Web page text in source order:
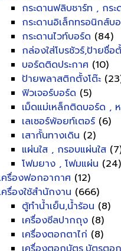
กระดานฟลิบชาร์ท , กร
กระดานอิเล็กทรอนิกส์บ
กระดานไวท์บอร์ด (84)
กล่องใส่โบรชัวร์,ป้ายชื่อ
บอร์ดติดประกาศ (10)
ป้ายพลาสติกตั้งโต๊ะ
ฟิวเจอร์บอร์ด (5)
เม็ดแม่เหล็กติดบอร์ด ,
เลเซอร์พ้อยท์เตอร์ (6)
เสากั้นทางเดิน (2)
แผ่นใส , กรอบแผ่นใส
โฟมยาง , โฟมแผ่น (24)
ครื่องฟอกอากาศ (12)
ครื่องใช้สำนักงาน (666)
ตู้ทำน้ำเย็น,น้ำร้อน (8)
เครื่องซีลปากถุง (8)
เครื่องตอกตาไก่ (8)